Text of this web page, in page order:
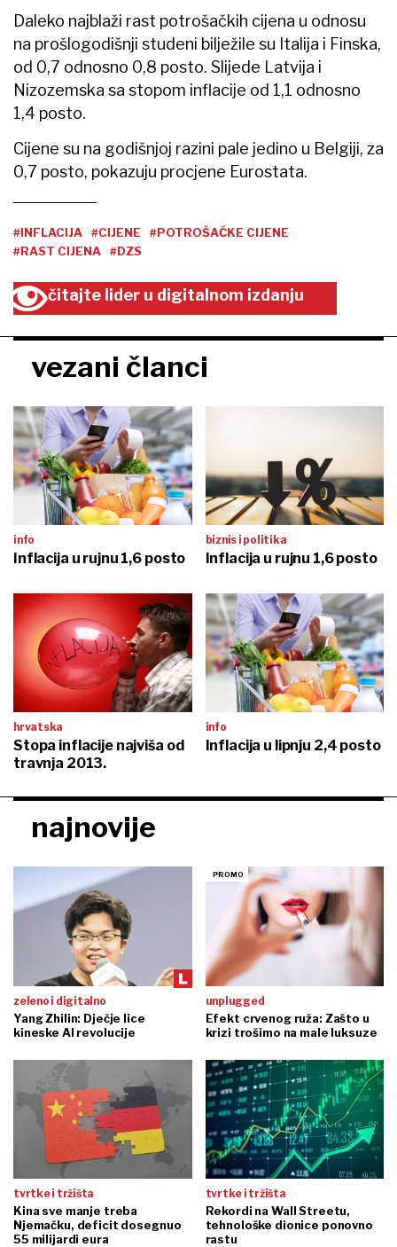
Daleko najblaži rast potrošačkih cijena u odnosu
na prošlogodišnji studeni bilježile su Italija i Finska,
od 0,7 odnosno 0,8 posto. Slijede Latvija i
Nizozemska sa stopom inflacije od 1,1 odnosno
1,4 posto.
Cijene su na godišnjoj razini pale jedino u Belgiji, za
0,7 posto, pokazuju procjene Eurostata.
#INFLACIJA #CIJENE
#POTROŠAČKE CIJENE
#RAST CIJENA
#DZS
čitajte lider u digitalnom izdanju
vezani članci
info
Inflacija u rujnu 1,6 posto
biznis i politika
Inflacija u rujnu 1,6 posto
hrvatska
Stopa inflacije najviša od
travnja 2013.
info
Inflacija u lipnju 2,4 posto
najnovije
zeleno i digitalno
Yang Zhilin: Dječje lice
kineske AI revolucije
unplugged
Efekt crvenog ruža: Zašto u
krizi trošimo na male luksuze
tvrtke i tržišta
Kina sve manje treba
Njemačku, deficit dosegnuo
55 milijardi eura
tvrtke i tržišta
Rekordi na Wall Streetu,
tehnološke dionice ponovno
rastu